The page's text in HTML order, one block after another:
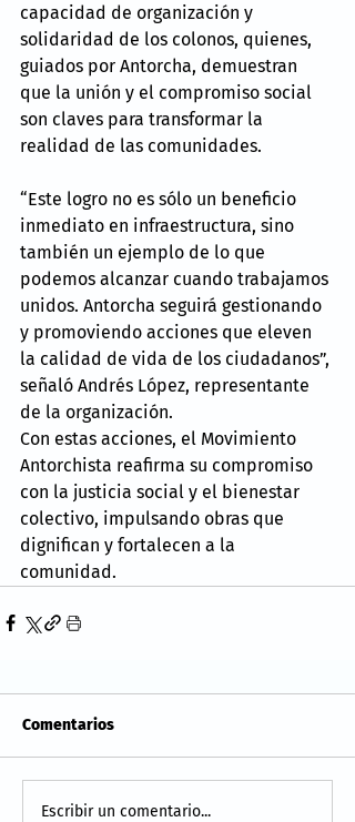
capacidad de organización y
solidaridad de los colonos, quienes,
guiados por Antorcha, demuestran
que la unión y el compromiso social
son claves para transformar la
realidad de las comunidades.
“Este logro no es sólo un beneficio
inmediato en infraestructura, sino
también un ejemplo de lo que
podemos alcanzar cuando trabajamos
unidos. Antorcha seguirá gestionando
y promoviendo acciones que eleven
la calidad de vida de los ciudadanos”,
señaló Andrés López, representante
de la organización.
Con estas acciones, el Movimiento
Antorchista reafirma su compromiso
con la justicia social y el bienestar
colectivo, impulsando obras que
dignifican y fortalecen a la
comunidad.
Comentarios
Escribir un comentario...